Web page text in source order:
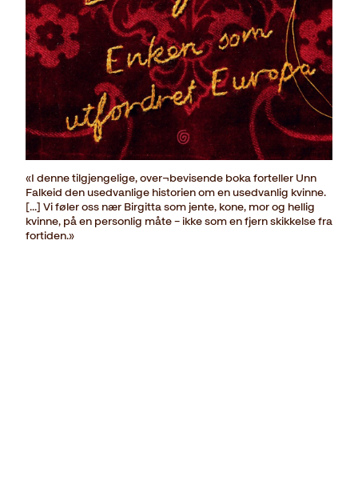
«I denne tilgjengelige, over¬bevisende boka forteller Unn
Falkeid den usedvanlige historien om en usedvanlig kvinne.
[...] Vi føler oss nær Birgitta som jente, kone, mor og hellig
kvinne, på en personlig måte – ikke som en fjern skikkelse fra
fortiden.»